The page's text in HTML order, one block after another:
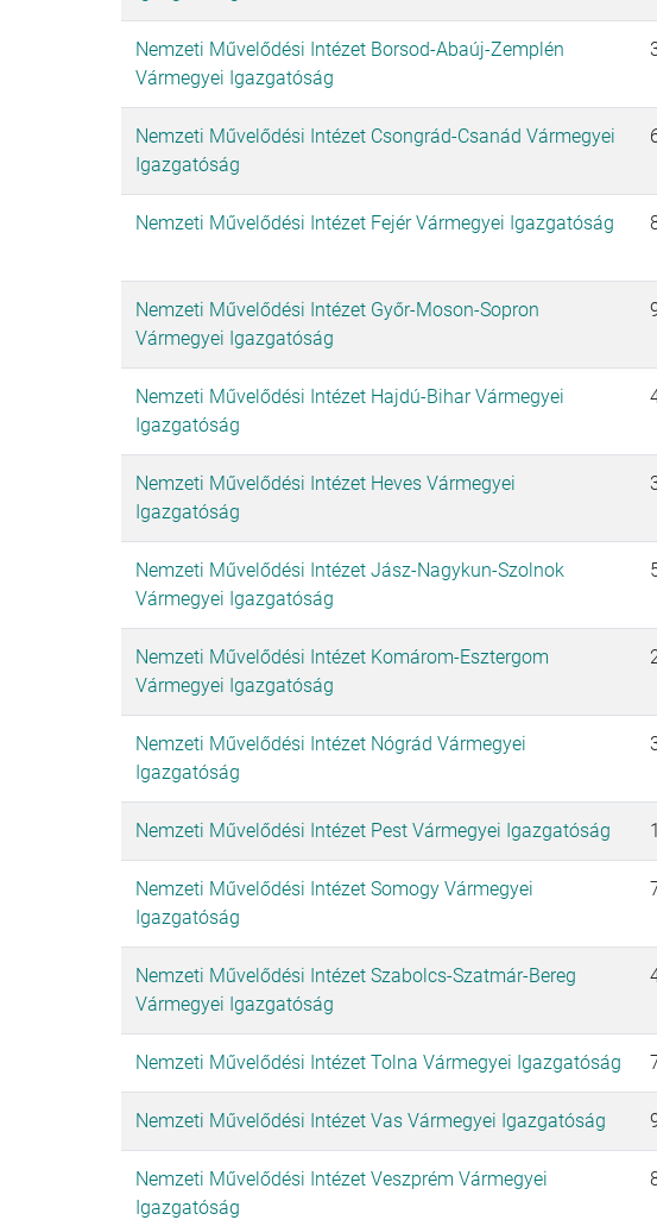
Nemzeti Művelődési Intézet Borsod-Abaúj-Zemplén
Vármegyei Igazgatóság
Nemzeti Művelődési Intézet Csongrád-Csanád Vármegyei
Igazgatóság
Nemzeti Művelődési Intézet Fejér Vármegyei Igazgatóság
Nemzeti Művelődési Intézet Győr-Moson-Sopron
Vármegyei Igazgatóság
Nemzeti Művelődési Intézet Hajdú-Bihar Vármegyei
Igazgatóság
Nemzeti Művelődési Intézet Heves Vármegyei
Igazgatóság
Nemzeti Művelődési Intézet Jász-Nagykun-Szolnok
Vármegyei Igazgatóság
Nemzeti Művelődési Intézet Komárom-Esztergom
Vármegyei Igazgatóság
Nemzeti Művelődési Intézet Nógrád Vármegyei
Igazgatóság
Nemzeti Művelődési Intézet Pest Vármegyei Igazgatóság
Nemzeti Művelődési Intézet Somogy Vármegyei
Igazgatóság
Nemzeti Művelődési Intézet Szabolcs-Szatmár-Bereg
Vármegyei Igazgatóság
Nemzeti Művelődési Intézet Tolna Vármegyei Igazgatóság
Nemzeti Művelődési Intézet Vas Vármegyei Igazgatóság
Nemzeti Művelődési Intézet Veszprém Vármegyei
Igazgatóság